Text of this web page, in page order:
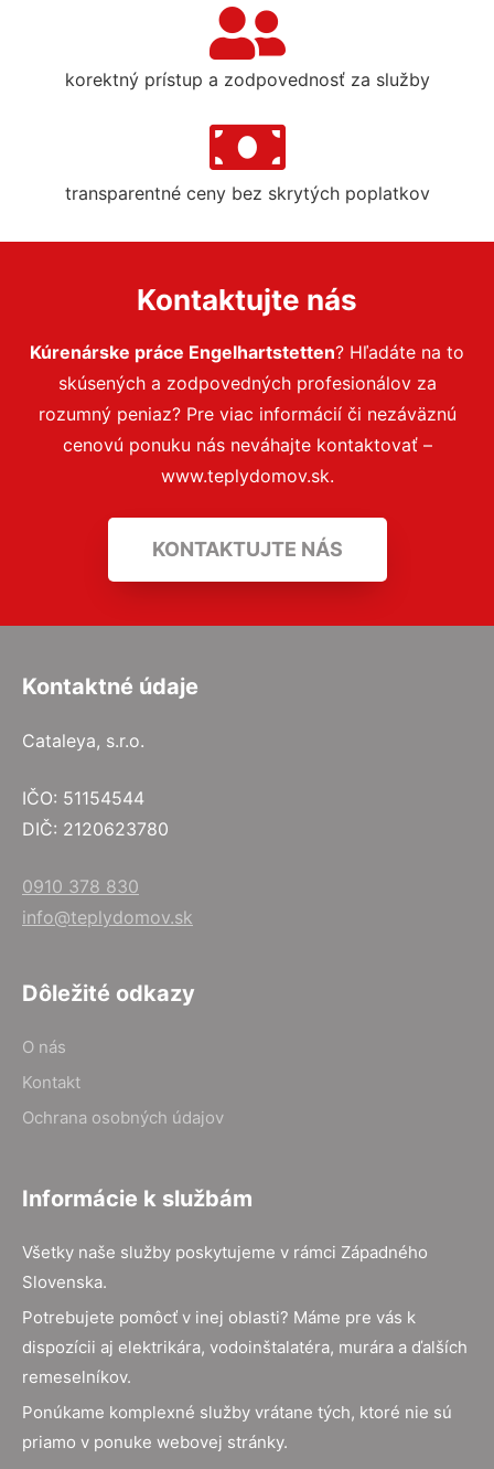
korektný prístup a zodpovednosť za služby
transparentné ceny bez skrytých poplatkov
Kontaktujte nás
Kúrenárske práce Engelhartstetten? Hľadáte na to
skúsených a zodpovedných profesionálov za
rozumný peniaz? Pre viac informácií či nezáväznú
cenovú ponuku nás neváhajte kontaktovať –
www.teplydomov.sk.
KONTAKTUJTE NÁS
Kontaktné údaje
Cataleya, s.r.o.
IČO: 51154544
DIČ: 2120623780
0910 378 830
info@teplydomov.sk
Dôležité odkazy
O nás
Kontakt
Ochrana osobných údajov
Informácie k službám
Všetky naše služby poskytujeme v rámci Západného
Slovenska.
Potrebujete pomôcť v inej oblasti? Máme pre vás k
dispozícii aj elektrikára, vodoinštalatéra, murára a ďalších
remeselníkov.
Ponúkame komplexné služby vrátane tých, ktoré nie sú
priamo v ponuke webovej stránky.